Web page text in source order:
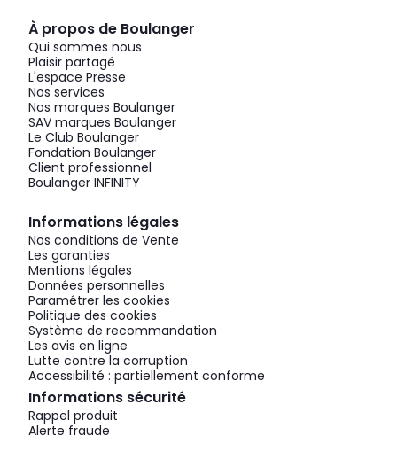
À propos de Boulanger
Qui sommes nous
Plaisir partagé
L'espace Presse
Nos services
Nos marques Boulanger
SAV marques Boulanger
Le Club Boulanger
Fondation Boulanger
Client professionnel
Boulanger INFINITY
Informations légales
Nos conditions de Vente
Les garanties
Mentions légales
Données personnelles
Paramétrer les cookies
Politique des cookies
Système de recommandation
Les avis en ligne
Lutte contre la corruption
Accessibilité : partiellement conforme
Informations sécurité
Rappel produit
Alerte fraude